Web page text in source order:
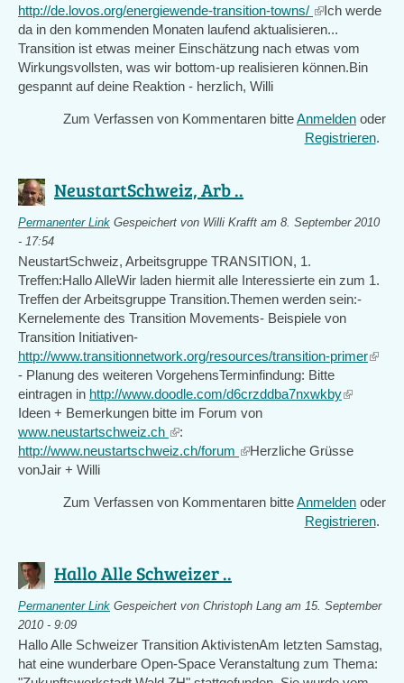
http://de.lovos.org/energiewende-transition-towns/ (link
is
external)
Ich werde
da in den kommenden Monaten laufend aktualisieren...
Transition ist etwas meiner Einschätzung nach etwas vom
Wirkungsvollsten, was wir bottom-up realisieren können.Bin
gespannt auf deine Reaktion - herzlich, Willi
Zum Verfassen von Kommentaren bitteAnmelden oder
Registrieren.
NeustartSchweiz, Arb ..
Permanenter Link Gespeichert von Willi Krafft am 8. September 2010
- 17:54
NeustartSchweiz, Arbeitsgruppe TRANSITION, 1.
Treffen:Hallo AlleWir laden hiermit alle Interessierte ein zum 1.
Treffen der Arbeitsgruppe Transition.Themen werden sein:-
Kernelemente des Transition Movements- Beispiele von
Transition Initiativen-
http://www.transitionnetwork.org/resources/transition-primer(link
- Planung des weiteren VorgehensTerminfindung: Bitte
eintragen in http://www.doodle.com/d6crzddba7nxwkby(link
Ideen + Bemerkungen bitte im Forum von
www.neustartschweiz.ch (link
is
:
http://www.neustartschweiz.ch/forum (linkHerzliche Grüsse
vonJair + Willi
Zum Verfassen von Kommentaren bitteAnmelden oder
Registrieren.
Hallo Alle Schweizer ..
Permanenter Link Gespeichert von Christoph Lang am 15. September
2010 - 9:09
Hallo Alle Schweizer Transition AktivistenAm letzten Samstag,
hat eine wunderbare Open-Space Veranstaltung zum Thema: